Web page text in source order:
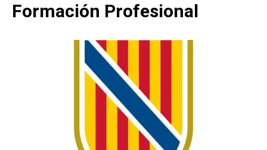
Formación Profesional